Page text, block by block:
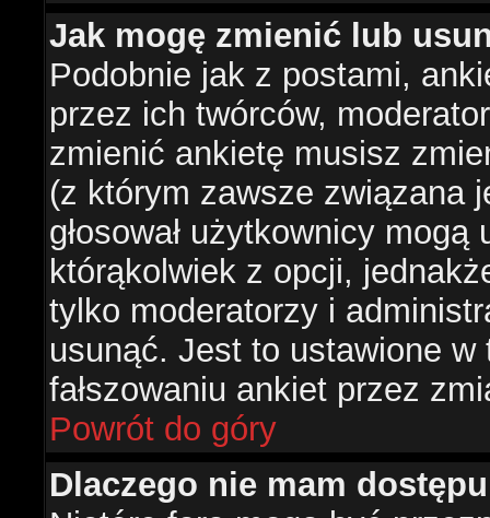
Jak mogę zmienić lub
Podobnie jak z postami,
przez ich twórców,
zmienić ankietę musisz
(z którym zawsze związana
głosował użytkownicy
którąkolwiek z opcji,
tylko moderatorzy i
usunąć. Jest to ustawione
fałszowaniu ankiet przez
Powrót do góry
Dlaczego nie mam